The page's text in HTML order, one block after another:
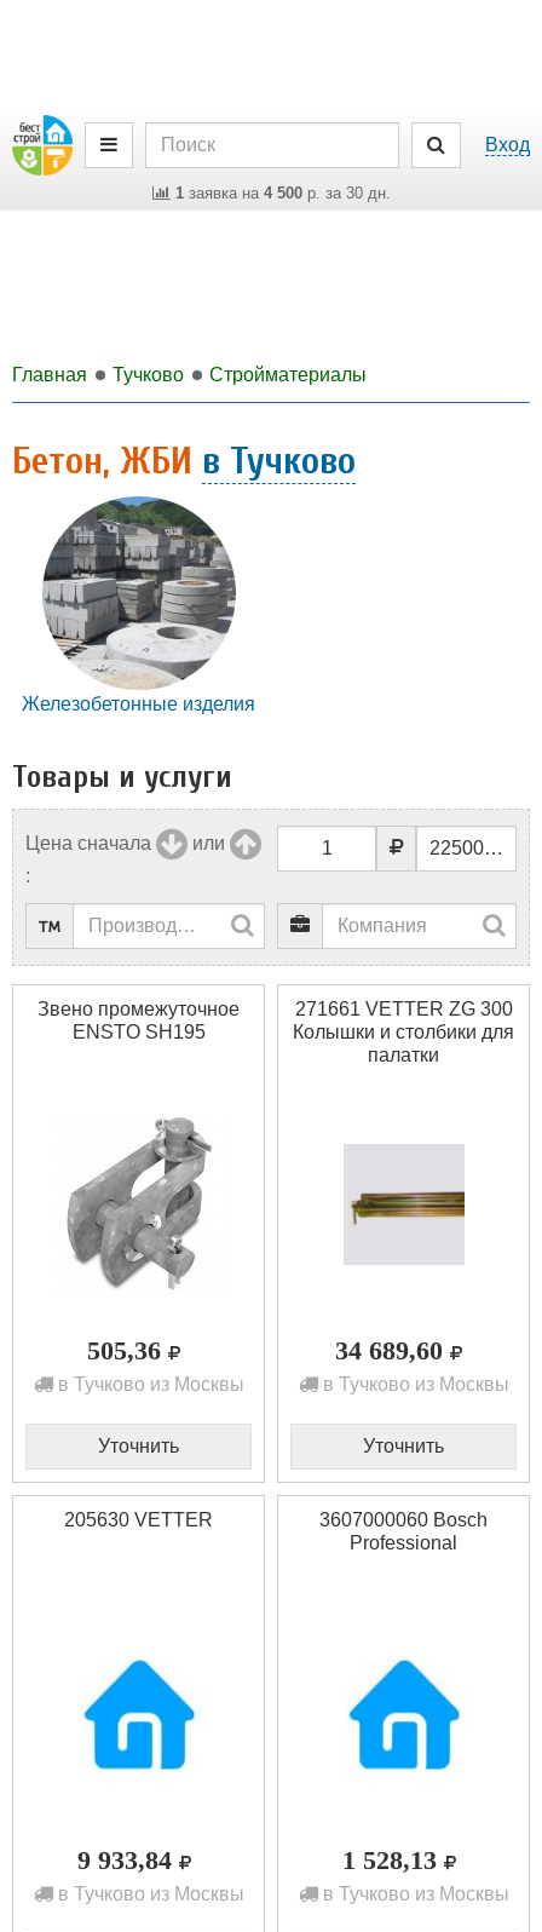
Вход
1заявка на 4 500р. за 30 дн.
Главная Тучково Стройматериалы
Бетон, ЖБИ в Тучково
Железобетонные изделия
Товары и услуги
Цена сначала
или
:
Звено промежуточное
ENSTO SH195
505,36
в Тучково из Москвы
Уточнить
271661 VETTER ZG 300
Колышки и столбики для
палатки
34 689,60
в Тучково из Москвы
Уточнить
205630 VETTER
9 933,84
в Тучково из Москвы
3607000060 Bosch
Professional
1 528,13
в Тучково из Москвы